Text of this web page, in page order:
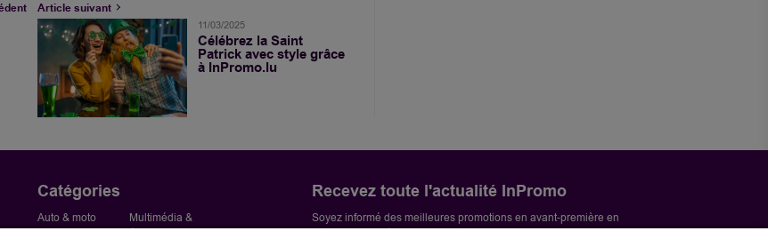
Article suivant
11/03/2025
Célébrez la Saint
Patrick avec style grâce
à InPromo.lu
Catégories
Auto & moto
Multimédia &
Recevez toute l'actualité InPromo
Soyez informé des meilleures promotions en avant-première en